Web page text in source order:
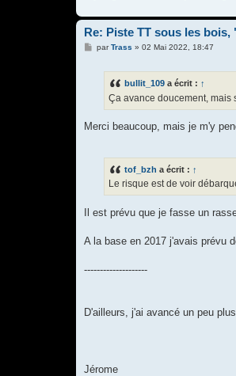
Re: Piste TT sous les bois,
MparTrass » 02 Mai 2022, 18:47
bullit_109 a écrit : ↑
Ça avance doucement, mais
Merci beaucoup, mais je m'y
tof_bzh a écrit : ↑
Le risque est de voir
Il est prévu que je fasse un
A la base en 2017 j'avais prévu
--------------------
D'ailleurs, j'ai avancé un peu
Jérome